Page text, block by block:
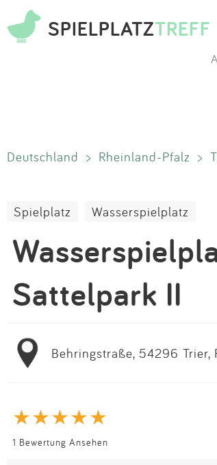
SPIELPLATZTREFF
Deutschland > Rheinland-Pfalz >
Spielplatz Wasserspielplatz
Sattelpark II
Behringstraße, 54296 Trier,
1 Bewertung Ansehen